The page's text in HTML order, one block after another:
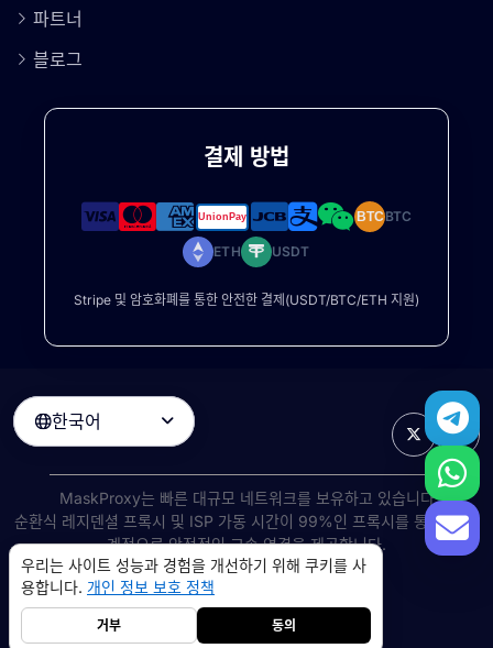
파트너
블로그
결제 방법
BTCBTC
ETH USDT
Stripe 및 암호화폐를 통한 안전한 결제(USDT/BTC/ETH 지원)
한국어 
MaskProxy는 빠른 대규모 네트워크를 보유하고 있습니다
순환식 레지덴셜 프록시 및 ISP 가동 시간이 99%인 프록시를 통해 전 세
계적으로 안정적인 고속 연결을 제공합니다.
©2026AIWAY LIMITED. 모든 권리 보유.
서비스 약관개인 정보 보호 정책환불 정책쿠키 정책
우리는 사이트 성능과 경험을 개선하기 위해 쿠키를 사
용합니다. 개인 정보 보호 정책
거부 동의